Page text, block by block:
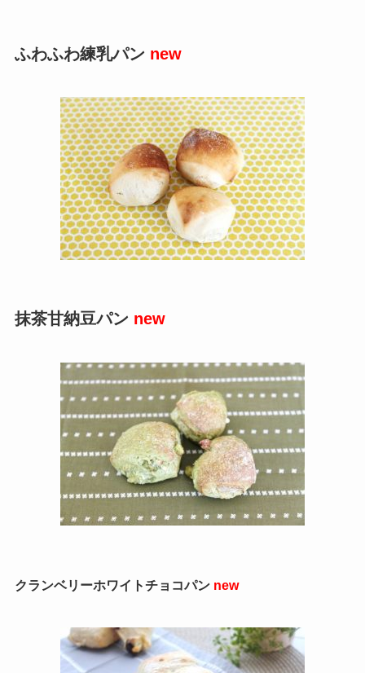
ふわふわ練乳パン new
抹茶甘納豆パン new
クランベリーホワイトチョコパン new